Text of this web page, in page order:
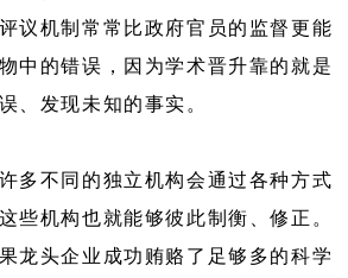
议机制常常比政府官员的监督更能
中的错误，因为学术晋升靠的就是
、发现未知的事实。
多不同的独立机构会通过各种方式
些机构也就能够彼此制衡、修正。
龙头企业成功贿赂了足够多的科学